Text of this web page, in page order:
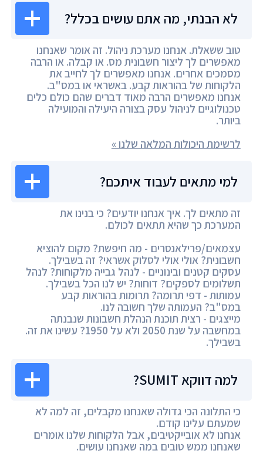
לא הבנתי, מה אתם עושים בכלל?
טוב ששאלת. אנחנו מערכת ניהול. זה אומר שאנחנו
מאפשרים לך ליצור חשבונית מס. או קבלה. או הרבה
מסמכים אחרים. אנחנו מאפשרים לך לחייב את
הלקוחות של בהוראות קבע. באשראי או במס"ב.
אנחנו מאפשרים הרבה מאוד דברים שהם כולם כלים
טכנולוגיים לניהול עסק בצורה היעילה והמועילה
ביותר.
לרשימת היכולות המלאה שלנו »
למי מתאים לעבוד איתכם?
זה מתאים לך. איך אנחנו יודעים? כי בנינו את
המערכת כך שהיא תתאים לכולם.
עצמאים/פרילאנסרים - מה חיפשת? מקום להוציא
חשבונית? אולי אולי לסלוק אשראי? זה בשבילך.
עסקים קטנים ובינוניים - לנהל גבייה מלקוחות? לנהל
תשלומים לספקים? דוחות? יש לנו הכל בשבילך.
עמותות - דפי תרומה? תרומות בהוראות קבע
במס"ב? העמותה שלך חשובה לנו.
מייצגים - רצית תוכנת הנהלת חשבונות שנבנתה
במחשבה על שנת 2050 ולא על 1950? עשינו את זה.
בשבילך.
למה דווקא SUMIT?
כי התלונה הכי גדולה שאנחנו מקבלים, זה למה לא
שמעתם עלינו קודם.
אנחנו לא אובייקטיבים, אבל הלקוחות שלנו אומרים
שאנחנו ממש טובים במה שאנחנו עושים.